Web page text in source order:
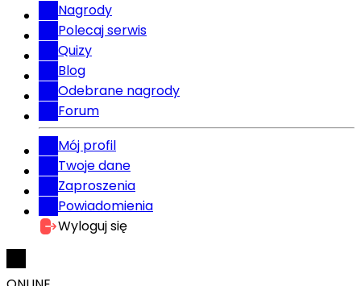
Nagrody
Polecaj serwis
Quizy
Blog
Odebrane nagrody
Forum
Mój profil
Twoje dane
Zaproszenia
Powiadomienia
Wyloguj się